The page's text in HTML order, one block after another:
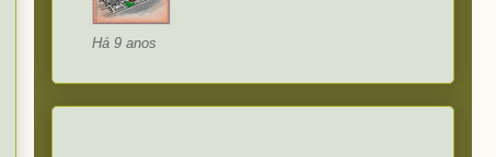
Há 9 anos